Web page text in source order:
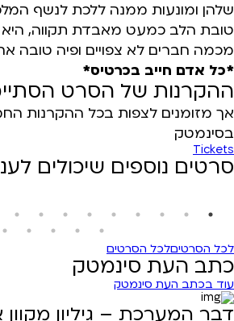
שלהן ומונעות ממנה ללכת לנשף
טובת הלב כמעט מאבדת תקווה,
מכמה חברים לא צפויים ופיה טובה
*כל אדם חייב בכרטיס*
ההקרנות של הסרט
אך מזומנים לצפות בכל ההקרנות
בסינמטק
Tickets
סרטים נוספים שיכולים
לכל הסרטיםלכל הסרטים
כתב העת סינמטק
עוד בכתב העת סינמטק
דבר המערכת – גיליון מקוון